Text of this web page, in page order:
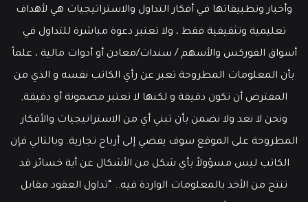
وأخبار وتطبيقاتها في أفكار التداول والاستراتيجيات هي لأهداف
تعليمية وتثقيفية فقط ، ولا تعتبر دعوة مباشرة للتداول في
أسواق الفوركس والأسهم / سندات/معادن أو أدوات مالية ، علماً
بأن المعلومات المطروحة تعبر عن رأي الكاتب نفسه و الذي من
المفترض أن تكون دقيقة و لكنها لا تعتبر مضمونة أو دقيقة,
ونحن لا نعد ولا نضمن بأن تبني أي من الاستراتيجيات والأفكار
المطروحة على الموقع سوف يفضي إلى أرباح تجارية. وبالتالي فإن
الكاتب ليس مسؤولاً بأي شكل من الأشكال عن أية خسائر قد
تنتج من الأخذ بالمعلومات الواردة فيه.. “تداول العقود مقابل